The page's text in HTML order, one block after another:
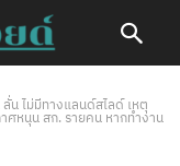
น ไม่มีทางแลนด์สไลด์ เหตุ
ศหนุน สก. รายคน หากทำงาน